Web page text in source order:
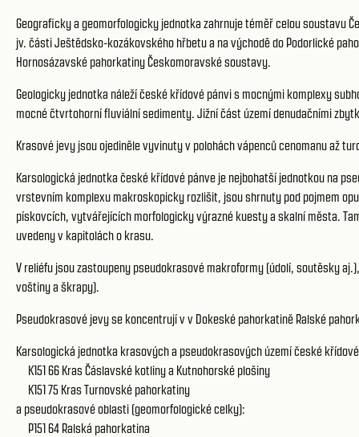
Geograficky a geomorfologicky jednotka zahrnuje téměř celou soustavu
jv. části Ještědsko-kozákovského hřbetu a na východě do Podorlické
Hornosázavské pahorkatiny Českomoravské soustavy.
Geologicky jednotka náleží české křídové pánvi s mocnými komplexy
mocné čtvrtohorní fluviální sedimenty. Jižní část území denudačními
Krasové jevy jsou ojediněle vyvinuty v polohách vápenců cenomanu až
Karsologická jednotka české křídové pánve je nejbohatší jednotkou na
vrstevním komplexu makroskopicky rozlišit, jsou shrnuty pod pojmem
pískovcích, vytvářejících morfologicky výrazné kuesty a skalní města.
uvedeny v kapitolách o krasu.
V reliéfu jsou zastoupeny pseudokrasové makroformy (údolí, soutěsky
voštiny a škrapy).
Pseudokrasové jevy se koncentrují v v Dokeské pahorkatině Ralské
Karsologická jednotka krasových a pseudokrasových území české
K151 66 Kras Čáslavské kotliny a Kutnohorské plošiny
K151 75 Kras Turnovské pahorkatiny
a pseudokrasové oblasti (geomorfologické celky):
P151 64 Ralská pahorkatina